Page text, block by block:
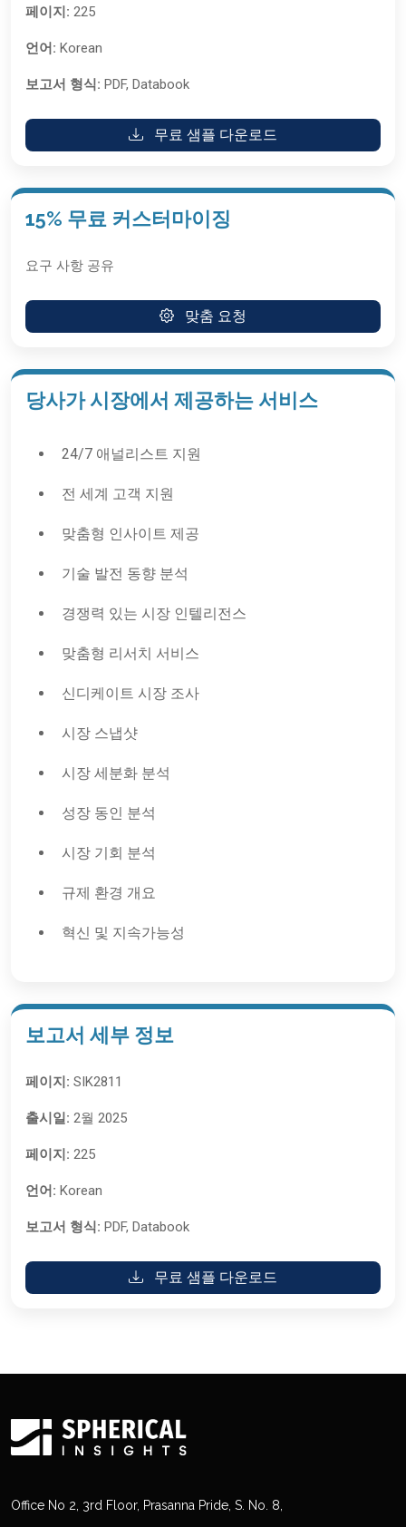
페이지: 225
언어: Korean
보고서 형식: PDF, Databook
무료 샘플 다운로드
15% 무료 커스터마이징
요구 사항 공유
맞춤 요청
당사가 시장에서 제공하는 서비스
24/7 애널리스트 지원
전 세계 고객 지원
맞춤형 인사이트 제공
기술 발전 동향 분석
경쟁력 있는 시장 인텔리전스
맞춤형 리서치 서비스
신디케이트 시장 조사
시장 스냅샷
시장 세분화 분석
성장 동인 분석
시장 기회 분석
규제 환경 개요
혁신 및 지속가능성
보고서 세부 정보
페이지: SIK2811
출시일: 2월 2025
페이지: 225
언어: Korean
보고서 형식: PDF, Databook
무료 샘플 다운로드
Office No 2, 3rd Floor, Prasanna Pride, S. No. 8,